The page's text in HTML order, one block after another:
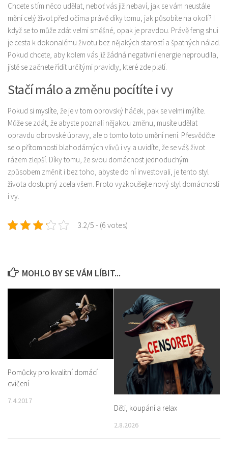
Produkty
Sport
Chcete s tím něco udělat, neboť vás již nebaví, jak se vám neustále
mění celý život před očima právě díky tomu, jak působíte na okolí? I
když se to může zdát velmi směšné, opak je pravdou. Právěfeng shui
je cesta k dokonalému životu bez nějakých starostí a špatných nálad.
Pokud chcete, aby kolem vás již žádná negativní energie neproudila,
jistě se začnete řídit určitými pravidly, které zde platí.
Stačí málo a změnu pocítíte i vy
Pokud si myslíte, že je v tom obrovský háček, pak se velmi mýlíte.
Může se zdát, že abyste poznali nějakou změnu, musíte udělat
opravdu obrovské úpravy, ale o tomto toto umění není. Přesvědčte
se o přítomnosti blahodárných vlivů i vy a uvidíte, že se váš život
rázem zlepší. Díky tomu, že svou domácnost jednoduchým
způsobem změnit i bez toho, abyste do ní investovali, je tento styl
života dostupný zcela všem. Proto vyzkoušejte nový styl domácnosti
i vy.
3.2/5 - (6 votes)
MOHLO BY SE VÁM LÍBIT...
Pomůcky pro kvalitní domácí
cvičení
7.4.2017
Děti, koupání a relax
2.8.2026